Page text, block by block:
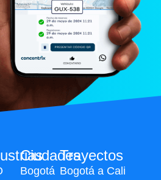
Ciudades
Bogotá
Trayectos
Bogotá a Cali